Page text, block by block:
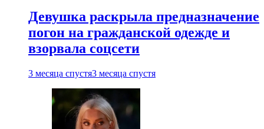
Девушка раскрыла предназначение
погон на гражданской одежде и
взорвала соцсети
3 месяца спустя3 месяца спустя